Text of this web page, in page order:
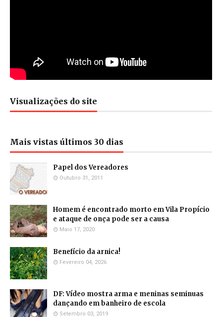
Visualizações do site
Mais vistas últimos 30 dias
Papel dos Vereadores
Outubro 31, 2011
Homem é encontrado morto em Vila Propício
e ataque de onça pode ser a causa
Maio 17, 2020
Benefício da arnica!
Fevereiro 04, 2026
DF: Vídeo mostra arma e meninas seminuas
dançando em banheiro de escola
Setembro 03, 2019